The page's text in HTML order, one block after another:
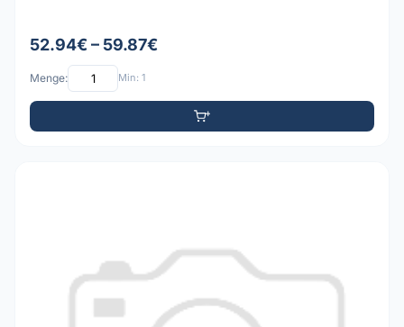
52.94€ – 59.87€
Menge: Min: 1